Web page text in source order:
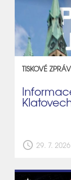
TISKOVÉ
schedule 29. 7. 2026